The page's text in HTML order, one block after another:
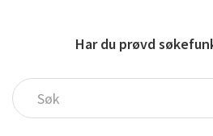
Har du prøvd